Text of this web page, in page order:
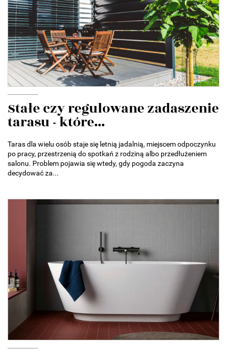
Stałe czy regulowane zadaszenie
tarasu - które...
Taras dla wielu osób staje się letnią jadalnią, miejscem odpoczynku
po pracy, przestrzenią do spotkań z rodziną albo przedłużeniem
salonu. Problem pojawia się wtedy, gdy pogoda zaczyna
decydować za...